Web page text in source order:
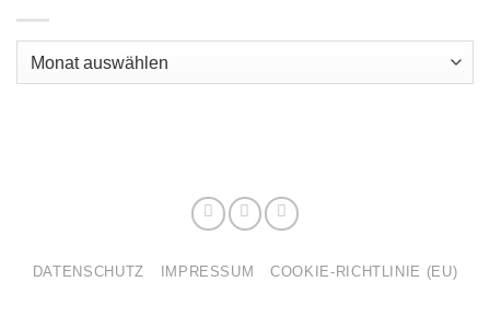
Archiv
DATENSCHUTZ IMPRESSUM COOKIE-RICHTLINIE (EU)